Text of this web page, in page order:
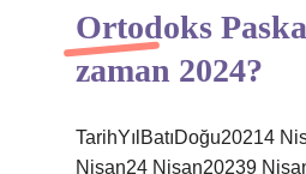
Ortodoks
zaman 2024?
TarihYılBatıDoğu20214
Nisan24 Nisan20239